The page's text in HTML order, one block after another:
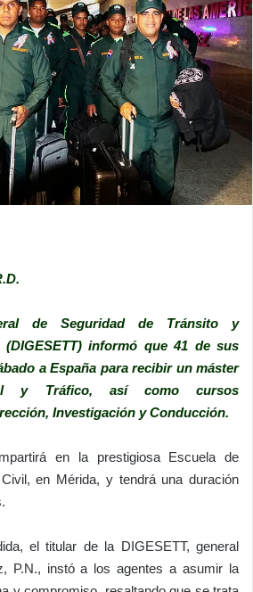
de Seguridad de Tránsito y
(DIGESETT) informó que 41 de sus
a España para recibir un máster
y Tráfico, así como cursos
Investigación y Conducción.
en la prestigiosa Escuela de
en Mérida, y tendrá una duración
el titular de la DIGESETT, general
P.N., instó a los agentes a asumir la